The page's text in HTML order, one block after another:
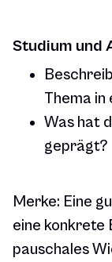
Studium und
Thema in
Was hat
geprägt?
Merke: Eine
eine konkrete
pauschales